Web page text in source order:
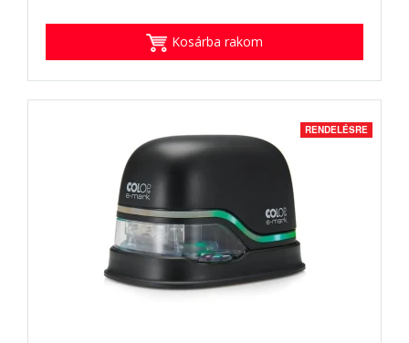
Kosárba rakom
RENDELÉSRE